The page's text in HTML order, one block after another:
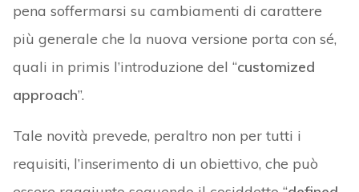
pena soffermarsi su cambiamenti di carattere
più generale che la nuova versione porta con sé,
quali in primis l’introduzione del “customized
approach”.
Tale novità prevede, peraltro non per tutti i
requisiti, l’inserimento di un obiettivo, che può